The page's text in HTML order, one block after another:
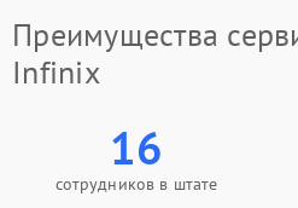
Преимущества
Infinix
16
сотрудников в штате